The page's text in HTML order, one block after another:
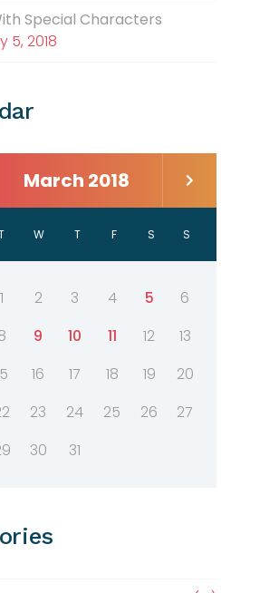
Special Characters
5, 2018
March 2018
W T F S S
1 2 3 4 5
6
9 10 11 12
13
16 17 18 19
20
23 24 25 26
27
30 31